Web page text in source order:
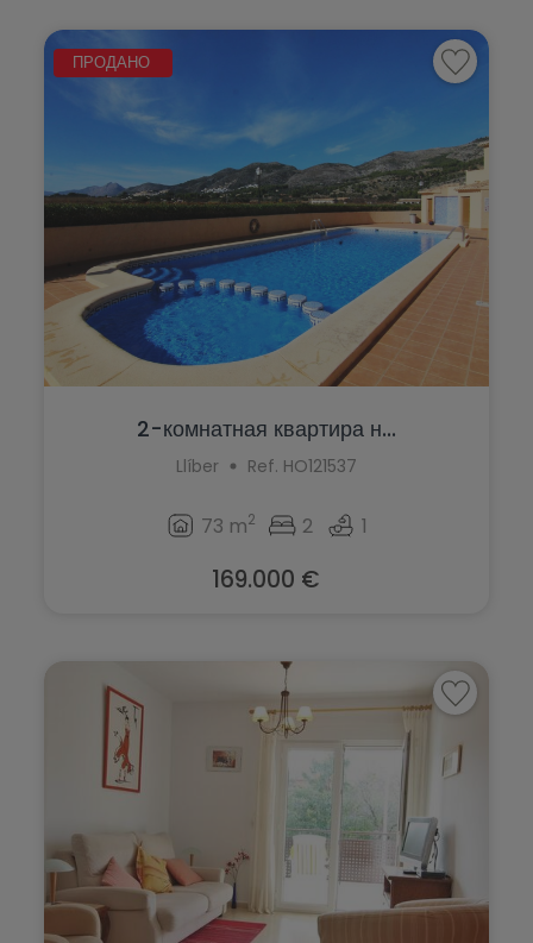
ПРОДАНО
2-комнатная квартира н...
Llíber Ref. HO121537
73 m2 2 1
169.000 €